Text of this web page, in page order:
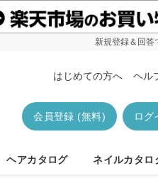
新規登録＆回答
はじめての方へ ヘル
ログ
会員登録 (無料)
ヘアカタログ ネイルカタロ